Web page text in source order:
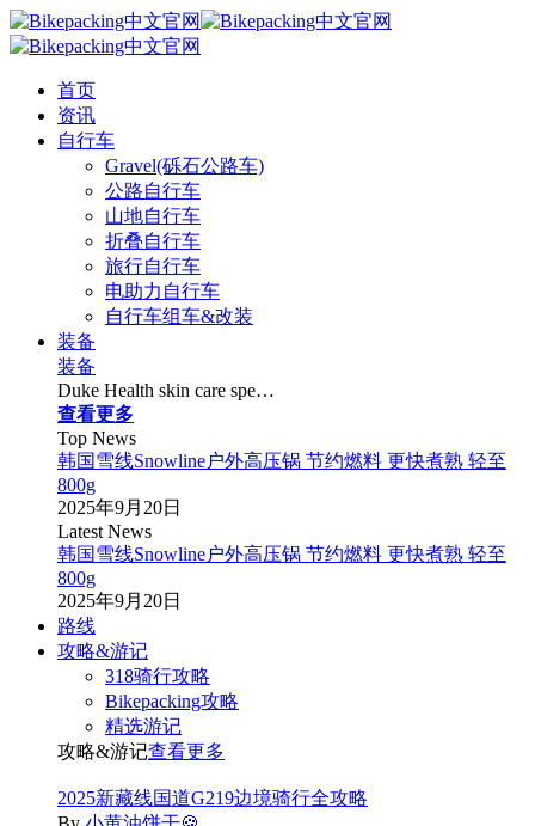
首页
资讯
自行车
Gravel(砾石公路车)
公路自行车
山地自行车
折叠自行车
旅行自行车
电助力自行车
自行车组车&改装
装备
装备
Duke Health skin care spe…
查看更多
Top News
韩国雪线Snowline户外高压锅 节约燃料 更快煮熟 轻至
800g
2025年9月20日
Latest News
韩国雪线Snowline户外高压锅 节约燃料 更快煮熟 轻至
800g
2025年9月20日
路线
攻略&游记
318骑行攻略
Bikepacking攻略
精选游记
攻略&游记查看更多
2025新藏线国道G219边境骑行全攻略